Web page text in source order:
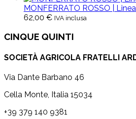
da
MONFERRATO ROSSO |
62,00 €Fascia
prezzo:
30,00 €
62,00 €
IVA inclusa
CINQUE QUINTI
SOCIETÀ AGRICOLA FRATELLI
Via Dante Barbano 46
Cella Monte, Italia 15034
+39 379 140 9381